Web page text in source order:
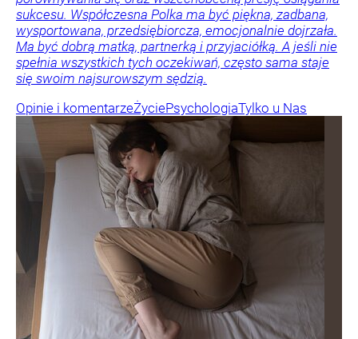
sukcesu. Współczesna Polka ma być piękna, zadbana,
wysportowana, przedsiębiorcza, emocjonalnie dojrzała.
Ma być dobrą matką, partnerką i przyjaciółką. A jeśli nie
spełnia wszystkich tych oczekiwań, często sama staje
się swoim najsurowszym sędzią.
Opinie i komentarzeŻyciePsychologiaTylko u Nas